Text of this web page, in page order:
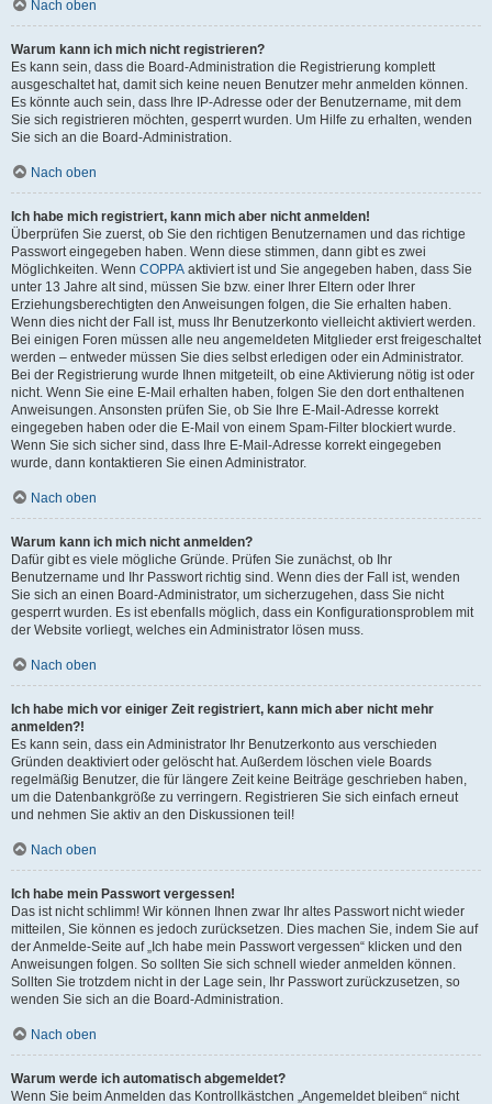
Nach oben
Warum kann ich mich nicht registrieren?
Es kann sein, dass die Board-Administration die Registrierung komplett
ausgeschaltet hat, damit sich keine neuen Benutzer mehr anmelden können.
Es könnte auch sein, dass Ihre IP-Adresse oder der Benutzername, mit dem
Sie sich registrieren möchten, gesperrt wurden. Um Hilfe zu erhalten, wenden
Sie sich an die Board-Administration.
Nach oben
Ich habe mich registriert, kann mich aber nicht anmelden!
Überprüfen Sie zuerst, ob Sie den richtigen Benutzernamen und das richtige
Passwort eingegeben haben. Wenn diese stimmen, dann gibt es zwei
Möglichkeiten. Wenn COPPA aktiviert ist und Sie angegeben haben, dass Sie
unter 13 Jahre alt sind, müssen Sie bzw. einer Ihrer Eltern oder Ihrer
Erziehungsberechtigten den Anweisungen folgen, die Sie erhalten haben.
Wenn dies nicht der Fall ist, muss Ihr Benutzerkonto vielleicht aktiviert werden.
Bei einigen Foren müssen alle neu angemeldeten Mitglieder erst freigeschaltet
werden – entweder müssen Sie dies selbst erledigen oder ein Administrator.
Bei der Registrierung wurde Ihnen mitgeteilt, ob eine Aktivierung nötig ist oder
nicht. Wenn Sie eine E-Mail erhalten haben, folgen Sie den dort enthaltenen
Anweisungen. Ansonsten prüfen Sie, ob Sie Ihre E-Mail-Adresse korrekt
eingegeben haben oder die E-Mail von einem Spam-Filter blockiert wurde.
Wenn Sie sich sicher sind, dass Ihre E-Mail-Adresse korrekt eingegeben
wurde, dann kontaktieren Sie einen Administrator.
Nach oben
Warum kann ich mich nicht anmelden?
Dafür gibt es viele mögliche Gründe. Prüfen Sie zunächst, ob Ihr
Benutzername und Ihr Passwort richtig sind. Wenn dies der Fall ist, wenden
Sie sich an einen Board-Administrator, um sicherzugehen, dass Sie nicht
gesperrt wurden. Es ist ebenfalls möglich, dass ein Konfigurationsproblem mit
der Website vorliegt, welches ein Administrator lösen muss.
Nach oben
Ich habe mich vor einiger Zeit registriert, kann mich aber nicht mehr
anmelden?!
Es kann sein, dass ein Administrator Ihr Benutzerkonto aus verschieden
Gründen deaktiviert oder gelöscht hat. Außerdem löschen viele Boards
regelmäßig Benutzer, die für längere Zeit keine Beiträge geschrieben haben,
um die Datenbankgröße zu verringern. Registrieren Sie sich einfach erneut
und nehmen Sie aktiv an den Diskussionen teil!
Nach oben
Ich habe mein Passwort vergessen!
Das ist nicht schlimm! Wir können Ihnen zwar Ihr altes Passwort nicht wieder
mitteilen, Sie können es jedoch zurücksetzen. Dies machen Sie, indem Sie auf
der Anmelde-Seite auf „Ich habe mein Passwort vergessen“ klicken und den
Anweisungen folgen. So sollten Sie sich schnell wieder anmelden können.
Sollten Sie trotzdem nicht in der Lage sein, Ihr Passwort zurückzusetzen, so
wenden Sie sich an die Board-Administration.
Nach oben
Warum werde ich automatisch abgemeldet?
Wenn Sie beim Anmelden das Kontrollkästchen „Angemeldet bleiben“ nicht